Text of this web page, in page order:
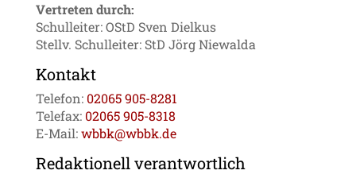
Vertreten durch:
Schulleiter: OStD Sven Dielkus
Stellv. Schulleiter: StD Jörg Niewalda
Kontakt
Telefon: 02065 905-8281
Telefax: 02065 905-8318
E-Mail:wbbk@wbbk.de
Redaktionell verantwortlich